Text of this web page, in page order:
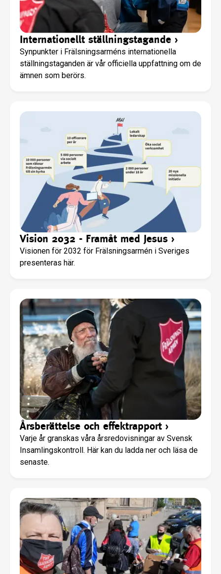
Internationellt ställningstagande ›
Synpunkter i Frälsningsarméns internationella
ställningstaganden är vår officiella uppfattning om de
ämnen som berörs.
Vision 2032 - Framåt med Jesus ›
Visionen för 2032 för Frälsningsarmén i Sveriges
presenteras här.
Årsberättelse och effektrapport ›
Varje år granskas våra årsredovisningar av Svensk
Insamlingskontroll. Här kan du ladda ner och läsa de
senaste.